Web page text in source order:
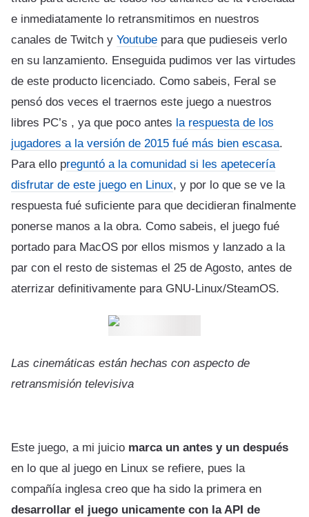
e inmediatamente lo retransmitimos en nuestros
canales de Twitch y Youtube para que pudieseis verlo
en su lanzamiento. Enseguida pudimos ver las virtudes
de este producto licenciado. Como sabeis, Feral se
pensó dos veces el traernos este juego a nuestros
libres PC’s , ya que poco antes la respuesta de los
jugadores a la versión de 2015 fué más bien escasa.
Para ello preguntó a la comunidad si les apetecería
disfrutar de este juego en Linux, y por lo que se ve la
respuesta fué suficiente para que decidieran finalmente
ponerse manos a la obra. Como sabeis, el juego fué
portado para MacOS por ellos mismos y lanzado a la
par con el resto de sistemas el 25 de Agosto, antes de
aterrizar definitivamente para GNU-Linux/SteamOS.
Las cinemáticas están hechas con aspecto de
retransmisión televisiva
Este juego, a mi juicio marca un antes y un después
en lo que al juego en Linux se refiere, pues la
compañía inglesa creo que ha sido la primera en
desarrollar el juego unicamente con la API de